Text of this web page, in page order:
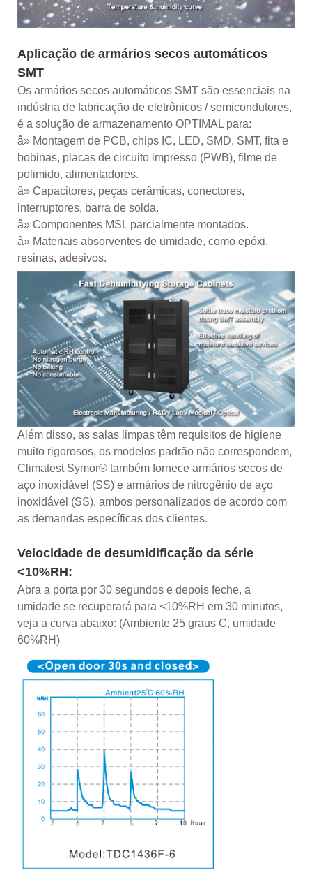
Aplicação de armários secos automáticos
SMT
Os armários secos automáticos SMT são essenciais na
indústria de fabricação de eletrônicos / semicondutores,
é a solução de armazenamento OPTIMAL para:
â» Montagem de PCB, chips IC, LED, SMD, SMT, fita e
bobinas, placas de circuito impresso (PWB), filme de
polimido, alimentadores.
â» Capacitores, peças cerâmicas, conectores,
interruptores, barra de solda.
â» Componentes MSL parcialmente montados.
â» Materiais absorventes de umidade, como epóxi,
resinas, adesivos.
Além disso, as salas limpas têm requisitos de higiene
muito rigorosos, os modelos padrão não correspondem,
Climatest Symor® também fornece armários secos de
aço inoxidável (SS) e armários de nitrogênio de aço
inoxidável (SS), ambos personalizados de acordo com
as demandas específicas dos clientes.
Velocidade de desumidificação da série
<10%RH:
Abra a porta por 30 segundos e depois feche, a
umidade se recuperará para <10%RH em 30 minutos,
veja a curva abaixo: (Ambiente 25 graus C, umidade
60%RH)